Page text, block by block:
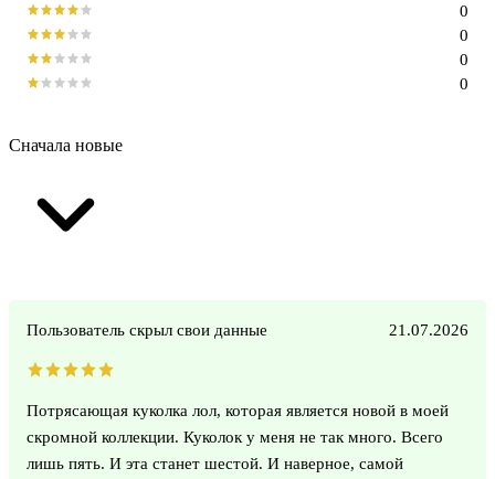
0
0
0
0
Сначала новые
Пользователь скрыл свои данные 21.07.2026
Потрясающая куколка лол, которая является новой в моей
скромной коллекции. Куколок у меня не так много. Всего
лишь пять. И эта станет шестой. И наверное, самой